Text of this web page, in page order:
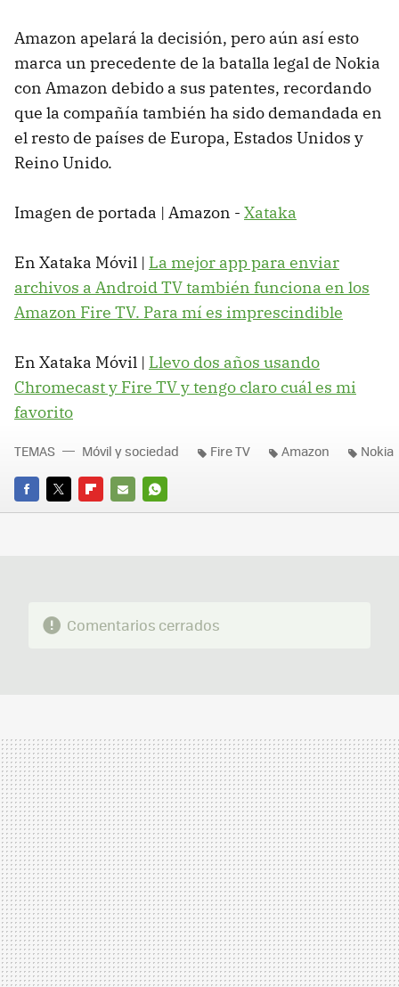
Amazon apelará la decisión, pero aún así esto
marca un precedente de la batalla legal de Nokia
con Amazon debido a sus patentes, recordando
que la compañía también ha sido demandada en
el resto de países de Europa, Estados Unidos y
Reino Unido.
Imagen de portada | Amazon - Xataka
En Xataka Móvil | La mejor app para enviar
archivos a Android TV también funciona en los
Amazon Fire TV. Para mí es imprescindible
En Xataka Móvil | Llevo dos años usando
Chromecast y Fire TV y tengo claro cuál es mi
favorito
FACEBOOK
TWITTERFLIPBOARD
E-
WHATSAPP
TEMAS Móvil y sociedad Fire TV Amazon Nokia
Comentarios cerrados